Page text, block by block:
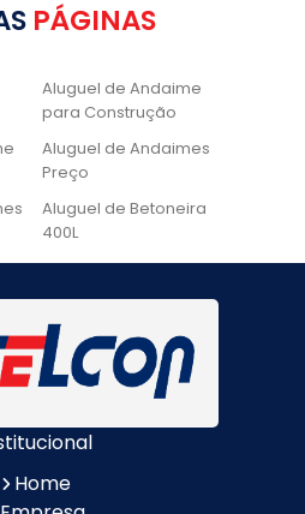
PÁGINAS
Aluguel de Andaime
para Construção
Aluguel de Andaimes
Preço
Aluguel de Betoneira
400L
Cadeira de Pintura
Locação de Andaime
Tubular
Locação de
Quanto Custa
Andaimes
Home